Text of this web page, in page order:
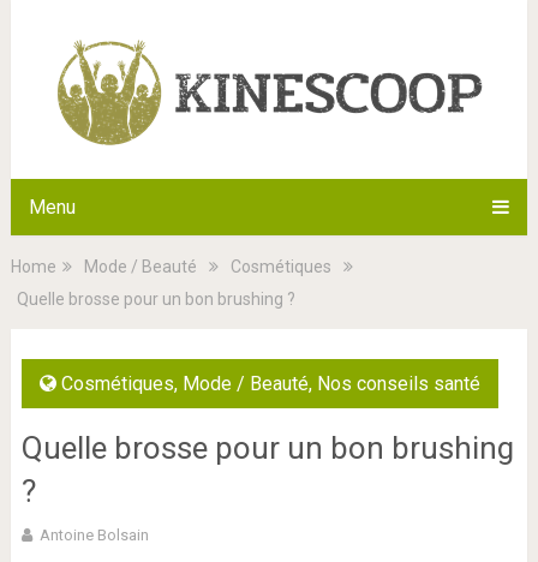
Menu
Home Mode / Beauté
Cosmétiques
Quelle brosse pour un bon brushing ?
Cosmétiques, Mode / Beauté, Nos conseils santé
Quelle brosse pour un bon brushing
?
Antoine Bolsain